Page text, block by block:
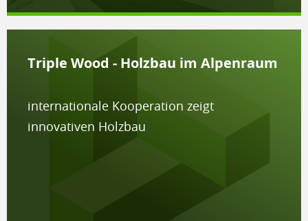
Triple Wood - Holzbau im Alpenraum
internationale Kooperation zeigt
innovativen Holzbau